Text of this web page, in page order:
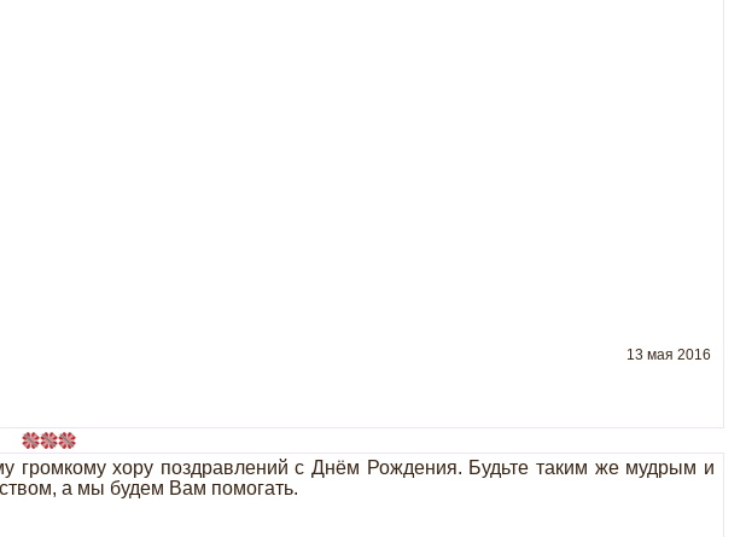
13 мая 2016
громкому хору поздравлений с Днём Рождения. Будьте таким же мудрым и
а мы будем Вам помогать.